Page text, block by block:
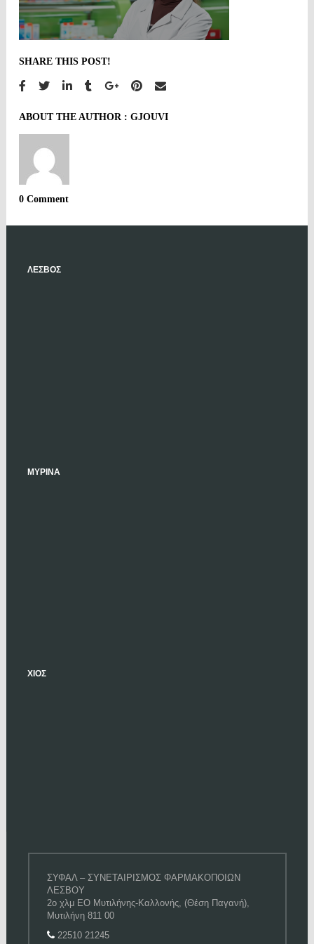
SHARE THIS POST!
ABOUT THE AUTHOR : GJOUVI
0 Comment
ΛΕΣΒΟΣ
ΜΥΡΙΝΑ
ΧΙΟΣ
ΣΥΦΑΛ – ΣΥΝΕΤΑΙΡΙΣΜΟΣ ΦΑΡΜΑΚΟΠΟΙΩΝ
ΛΕΣΒΟΥ
2ο χλμ ΕΟ Μυτιλήνης-Καλλονής, (Θέση Παγανή),
Μυτιλήνη 811 00
22510 21245